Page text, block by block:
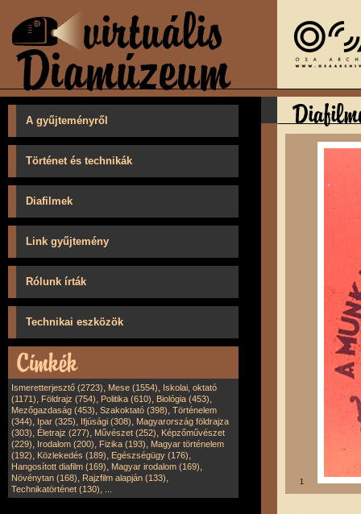
A gyűjteményről
Történet és technikák
Diafilmek
Link gyűjtemény
Rólunk írták
Technikai eszközök
Ismeretterjesztő (2723), Mese (1554), Iskolai, oktató
(1171), Földrajz (754), Politika (610), Biológia (453),
Mezőgazdaság (453), Szakoktató (398), Történelem
(344), Ipar (325), Ifjúsági (308), Magyarország földrajza
(303), Életrajz (277), Művészet (252), Képzőművészet
(229), Irodalom (200), Fizika (193), Magyar történelem
(192), Közlekedés (189), Egészségügy (176),
Hangosított diafilm (169), Magyar irodalom (169),
Növénytan (168), Rajzfilm alapján (133),
Technikatörténet (130),
1